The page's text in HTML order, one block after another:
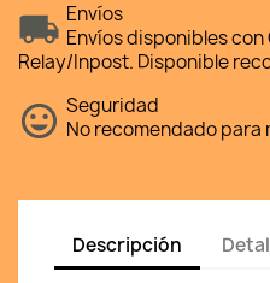
Envíos
Envíos disponibles
Relay/Inpost. Disponible
Seguridad
No recomendado para
Descripción